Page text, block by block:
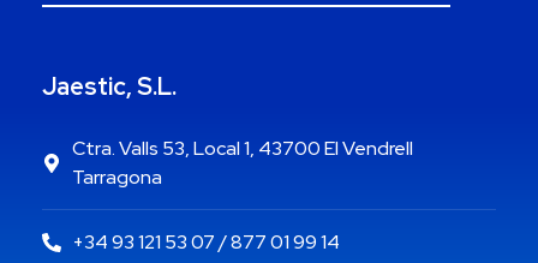
Jaestic, S.L.
Ctra. Valls 53, Local 1, 43700 El Vendrell
Tarragona
+34 93 121 53 07 / 877 01 99 14